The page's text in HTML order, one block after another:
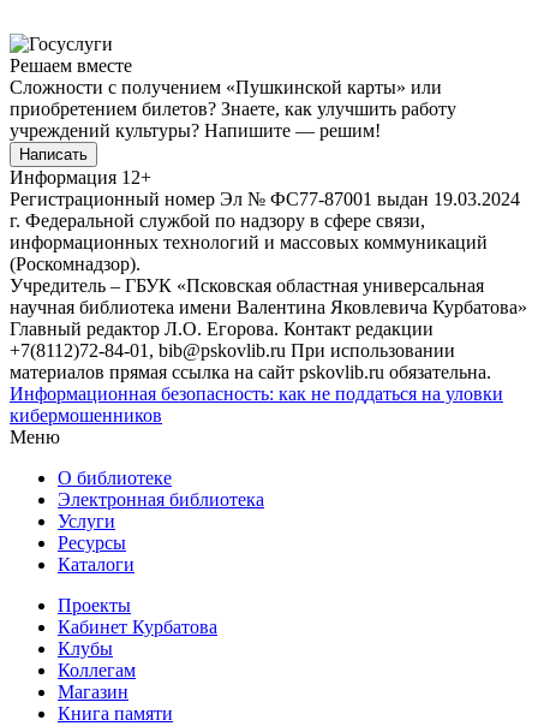
Решаем вместе
Сложности с получением «Пушкинской карты» или
приобретением билетов? Знаете, как улучшить работу
учреждений культуры? Напишите — решим!
Написать
Информация 12+
Регистрационный номер Эл № ФС77-87001 выдан 19.03.2024
г. Федеральной службой по надзору в сфере связи,
информационных технологий и массовых коммуникаций
(Роскомнадзор).
Учредитель – ГБУК «Псковская областная универсальная
научная библиотека имени Валентина Яковлевича Курбатова»
Главный редактор Л.О. Егорова. Контакт редакции
+7(8112)72-84-01, bib@pskovlib.ru При использовании
материалов прямая ссылка на сайт pskovlib.ru обязательна.
Информационная безопасность: как не поддаться на уловки
кибермошенников
Меню
О библиотеке
Электронная библиотека
Услуги
Ресурсы
Каталоги
Проекты
Кабинет Курбатова
Клубы
Коллегам
Магазин
Книга памяти